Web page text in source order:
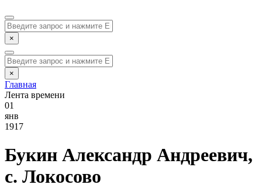
×
×
Главная
Лента времени
01
янв
1917
Букин Александр Андреевич,
с. Локосово